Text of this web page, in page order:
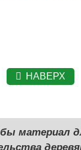
НАВЕРХ
бы материал